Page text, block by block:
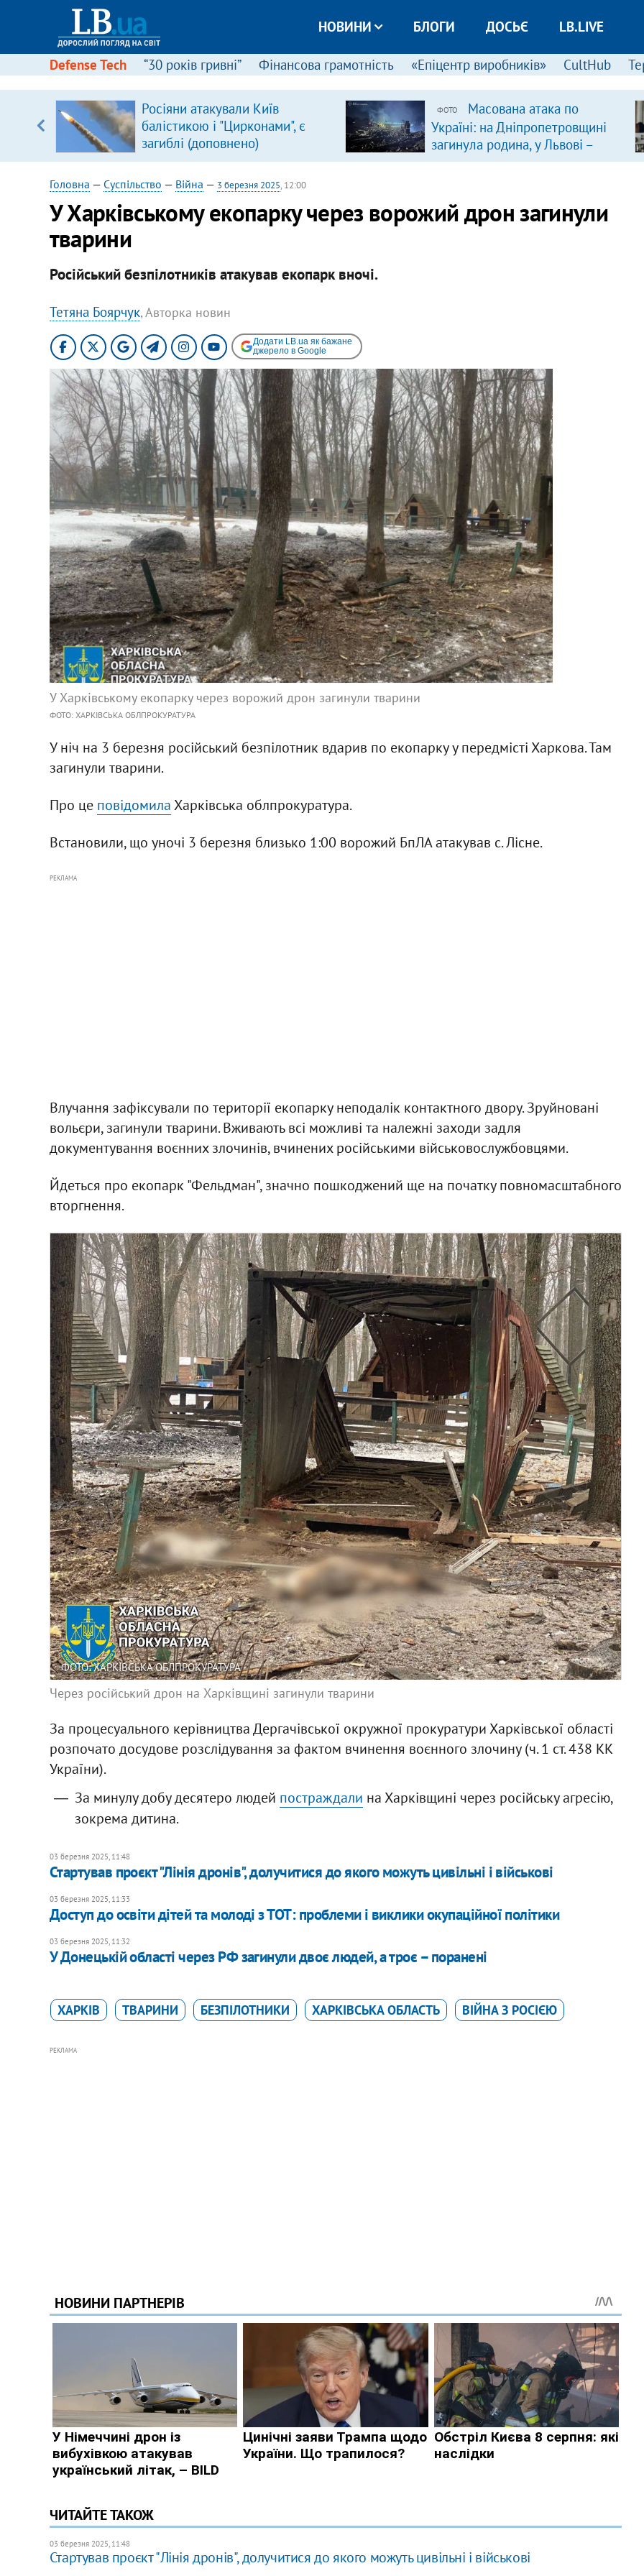
НОВИНИ БЛОГИ ДОСЬЄ LB.LIVE
Defense Tech “30 років гривні” Фінансова грамотність «Епіцентр виробників» CultHub
Росіяни атакували Київ
балістикою і "Цирконами", є
загиблі (доповнено)
ФОТО
Масована атака по
Україні: на Дніпропетровщині
загинула родина, у Львові –
удар по багатоповерхівках
Головна — Суспільство — Війна — 3 березня 2025, 12:00
У Харківському екопарку через ворожий дрон загинули
тварини
Російський безпілотників атакував екопарк вночі.
Тетяна Боярчук, Авторка новин
Додати LB.ua як бажане
джерело в Google
У Харківському екопарку через ворожий дрон загинули тварини
ФОТО: ХАРКІВСЬКА ОБЛПРОКУРАТУРА
У ніч на 3 березня російський безпілотник вдарив по екопарку у передмісті Харкова. Там
загинули тварини.
Про це повідомилаХарківська облпрокуратура.
Встановили, що уночі 3 березня близько 1:00 ворожий БпЛА атакував с. Лісне.
РЕКЛАМА
Влучання зафіксували по території екопарку неподалік контактного двору. Зруйновані
вольєри, загинули тварини. Вживають всі можливі та належні заходи задля
документування воєнних злочинів, вчинених російськими військовослужбовцями.
Йдеться про екопарк "Фельдман", значно пошкоджений ще на початку повномасштабного
вторгнення.
ФОТО: ХАРКІВСЬКА ОБЛПРОКУРАТУРА
Через російський дрон на Харківщині загинули тварини
За процесуального керівництва Дергачівської окружної прокуратури Харківської області
розпочато досудове розслідування за фактом вчинення воєнного злочину (ч. 1 ст. 438 КК
України).
За минулу добу десятеро людей постраждали на Харківщині через російську агресію,
зокрема дитина.
03 березня 2025, 11:48
Стартував проєкт "Лінія дронів", долучитися до якого можуть цивільні і військові
03 березня 2025, 11:33
Доступ до освіти дітей та молоді з ТОТ: проблеми і виклики окупаційної політики
03 березня 2025, 11:32
У Донецькій області через РФ загинули двоє людей, а троє – поранені
ХАРКІВ ТВАРИНИ БЕЗПІЛОТНИКИ ХАРКІВСЬКА ОБЛАСТЬ ВІЙНА З РОСІЄЮ
РЕКЛАМА
ЧИТАЙТЕ ТАКОЖ
03 березня 2025, 11:48
Стартував проєкт "Лінія дронів", долучитися до якого можуть цивільні і військові